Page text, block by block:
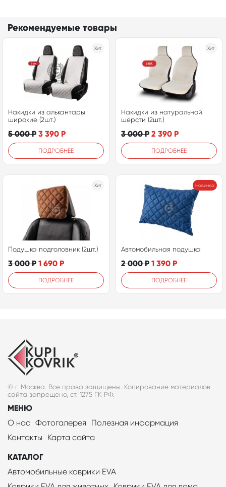
Рекомендуемые товары
Хит
Накидки из алькантары
широкие (2шт.)
5 000Р 3 390 Р
ПОДРОБНЕЕ
Хит
Накидки из натуральной
шерсти (2шт.)
3 000Р 2 390 Р
ПОДРОБНЕЕ
Хит
Подушка подголовник (2шт.)
3 000Р 1 690 Р
ПОДРОБНЕЕ
Новинка
Автомобильная подушка
2 000Р 1 390 Р
ПОДРОБНЕЕ
© г. Москва. Все права защищены. Копирование материалов
сайта запрещено, ст. 1275 ГК РФ.
МЕНЮ
О нас Фотогалерея
Полезная информация
Контакты
Карта сайта
КАТАЛОГ
Автомобильные коврики EVA